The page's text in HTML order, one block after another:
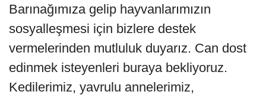
Barınağımıza gelip hayvanlarımızın
sosyalleşmesi için bizlere destek
vermelerinden mutluluk duyarız. Can dost
edinmek isteyenleri buraya bekliyoruz.
Kedilerimiz, yavrulu annelerimiz,